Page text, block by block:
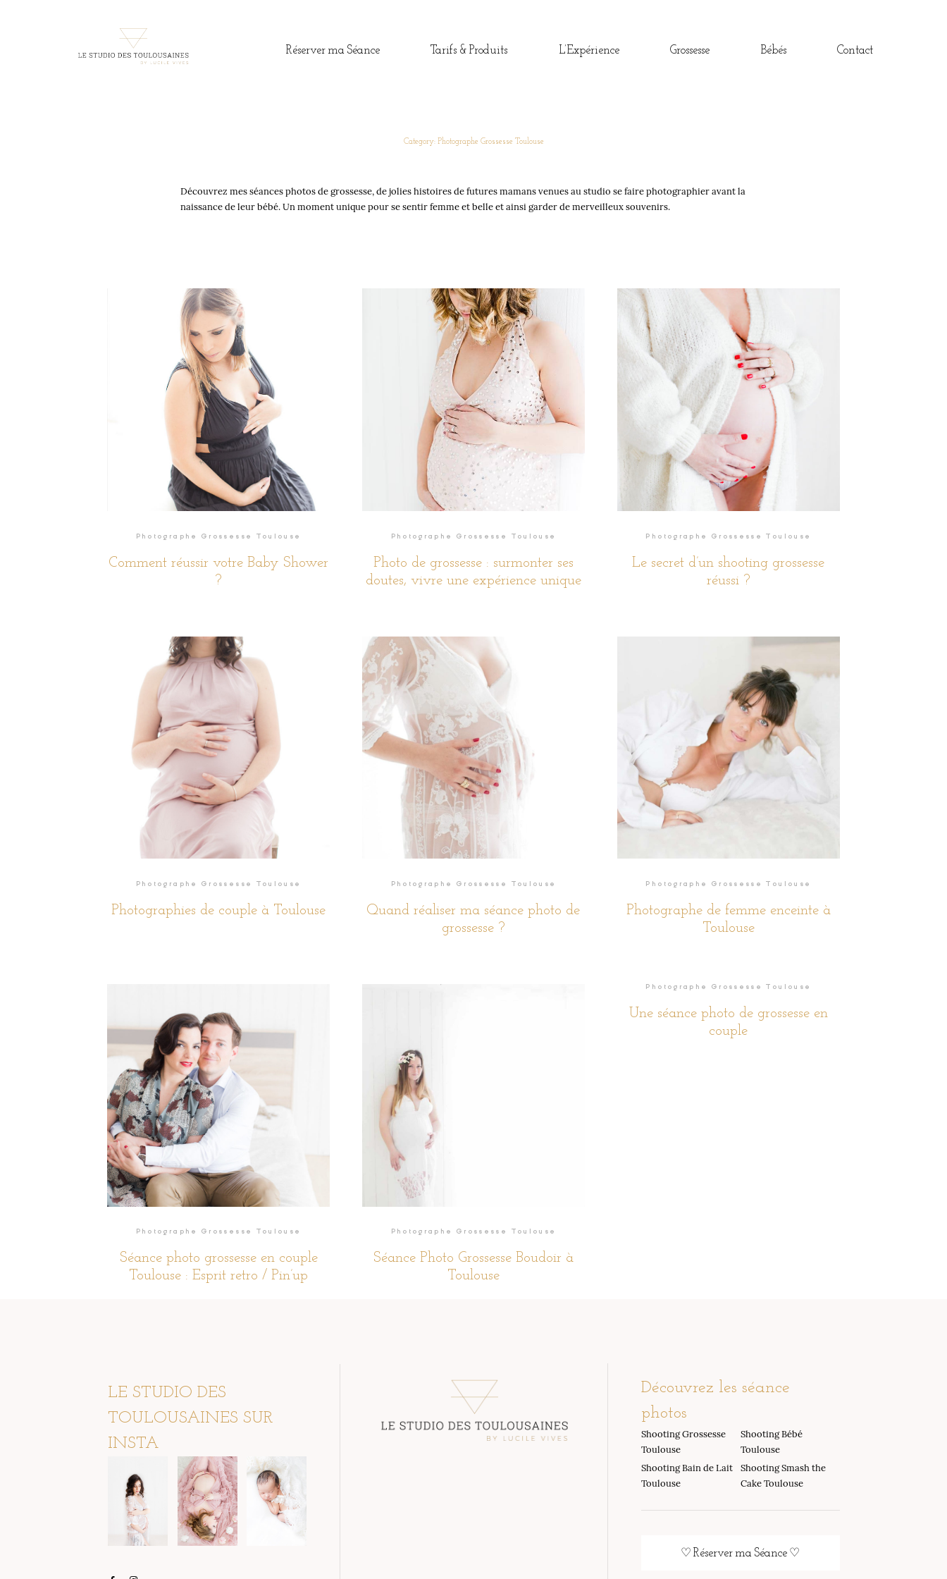
Réserver ma Séance Tarifs & Produits L’Expérience Grossesse Bébés Contact
Category: Photographe Grossesse Toulouse
Découvrez mes séances photos de grossesse, de jolies histoires de futures mamans venues au studio se faire photographier avant la
naissance de leur bébé. Un moment unique pour se sentir femme et belle et ainsi garder de merveilleux souvenirs.
Photographe Grossesse Toulouse
Comment réussir votre Baby Shower
?
Photographe Grossesse Toulouse
Photo de grossesse : surmonter ses
doutes, vivre une expérience unique
Photographe Grossesse Toulouse
Le secret d’un shooting grossesse
réussi ?
Photographe Grossesse Toulouse
Photographies de couple à Toulouse
Photographe Grossesse Toulouse
Quand réaliser ma séance photo de
grossesse ?
Photographe Grossesse Toulouse
Photographe de femme enceinte à
Toulouse
Photographe Grossesse Toulouse
Séance photo grossesse en couple
Toulouse : Esprit retro / Pin’up
Photographe Grossesse Toulouse
Séance Photo Grossesse Boudoir à
Toulouse
Photographe Grossesse Toulouse
Une séance photo de grossesse en
couple
LE STUDIO DES
TOULOUSAINES SUR
INSTA
Découvrez les séance
photos
Shooting Grossesse
Toulouse
Shooting Bébé
Toulouse
Shooting Bain de Lait
Toulouse
Shooting Smash the
Cake Toulouse
♡ Réserver ma Séance ♡